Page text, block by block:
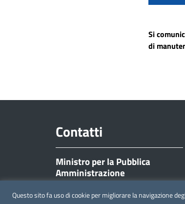
Questo sito fa uso di cookie per migliorare la navigazione
Si
di
Contatti
Ministro per la Pubblica
Amministrazione
00186 Roma